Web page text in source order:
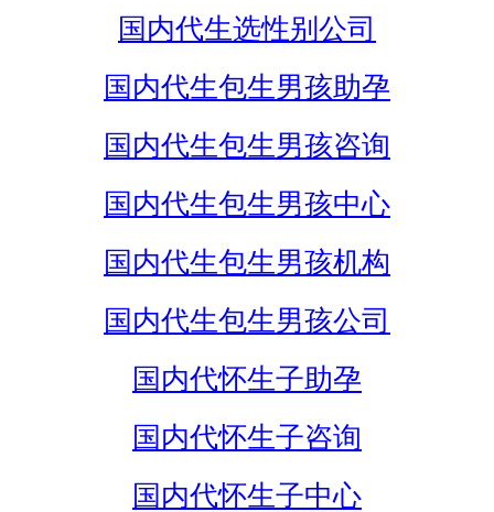
国内代生选性别公司
国内代生包生男孩助孕
国内代生包生男孩咨询
国内代生包生男孩中心
国内代生包生男孩机构
国内代生包生男孩公司
国内代怀生子助孕
国内代怀生子咨询
国内代怀生子中心